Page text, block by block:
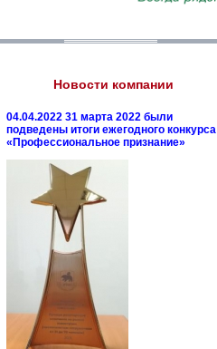
Новости компании
04.04.2022 31 марта 2022 были
подведены итоги ежегодного конкурса
«Профессиональное признание»